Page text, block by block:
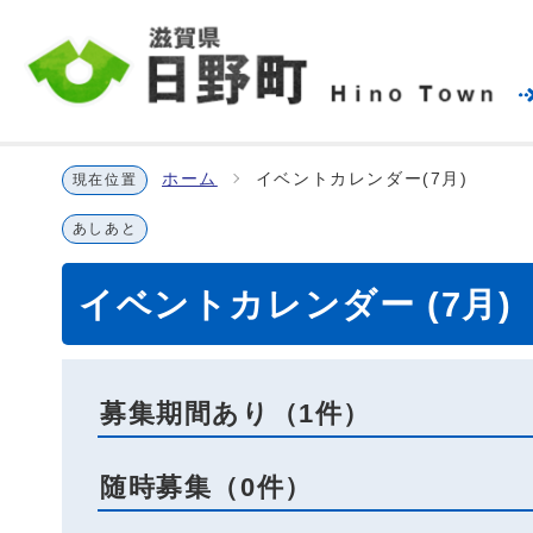
現在位置 ホーム イベントカレンダー(7月)
あしあと
イベントカレンダー (7月)
募集期間あり（1件）
随時募集（0件）